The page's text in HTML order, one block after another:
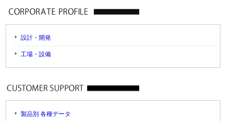
設計・開発
工場・設備
製品別 各種データ